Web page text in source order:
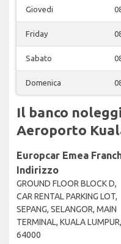
Giovedi
Friday
Sabato
Domenica
Il banco
Aeroporto
Europcar Emea
Indirizzo
GROUND FLOOR BLOCK D,
CAR RENTAL PARKING LOT,
SEPANG, SELANGOR, MAIN
TERMINAL, KUALA LUMPUR,
64000